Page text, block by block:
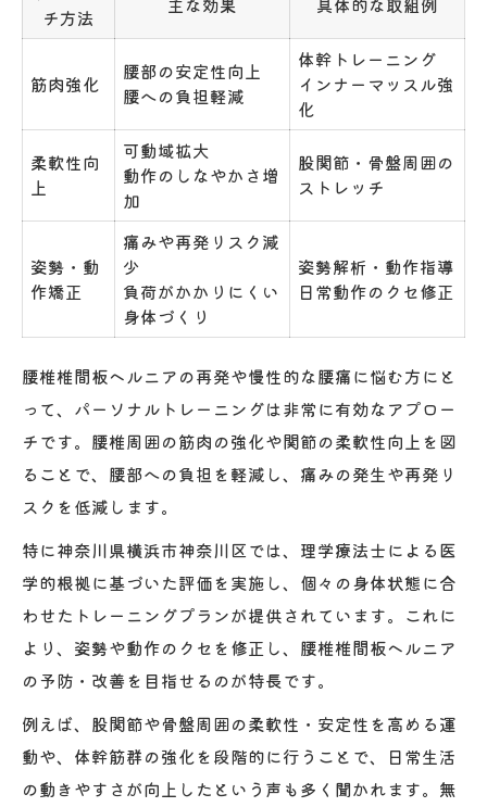
チ方法
筋肉強化
腰部の安定性向上
腰への負担軽減
体幹トレーニング
インナーマッスル強
化
柔軟性向
上
可動域拡大
動作のしなやかさ増
加
股関節・骨盤周囲の
ストレッチ
姿勢・動
作矯正
痛みや再発リスク減
少
負荷がかかりにくい
身体づくり
姿勢解析・動作指導
日常動作のクセ修正
腰椎椎間板ヘルニアの再発や慢性的な腰痛に悩む方にと
って、パーソナルトレーニングは非常に有効なアプロー
チです。腰椎周囲の筋肉の強化や関節の柔軟性向上を図
ることで、腰部への負担を軽減し、痛みの発生や再発リ
スクを低減します。
特に神奈川県横浜市神奈川区では、理学療法士による医
学的根拠に基づいた評価を実施し、個々の身体状態に合
わせたトレーニングプランが提供されています。これに
より、姿勢や動作のクセを修正し、腰椎椎間板ヘルニア
の予防・改善を目指せるのが特長です。
例えば、股関節や骨盤周囲の柔軟性・安定性を高める運
動や、体幹筋群の強化を段階的に行うことで、日常生活
の動きやすさが向上したという声も多く聞かれます。無